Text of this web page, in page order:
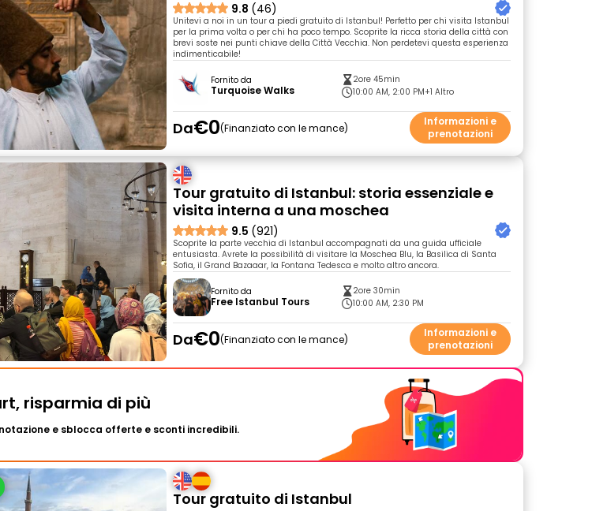
9.8 (46)
Unitevi a noi in un tour a piedi gratuito di Istanbul! Perfetto per chi visita Istanbul
per la prima volta o per chi ha poco tempo. Scoprite la ricca storia della città con
brevi soste nei punti chiave della Città Vecchia. Non perdetevi questa esperienza
indimenticabile!
Fornito da
Turquoise Walks
2ore 45min
10:00 AM, 2:00 PM+1 Altro
Da€0 Finanziato con le mance
Informazioni e
prenotazioni
Tour gratuito di Istanbul: storia essenziale e
visita interna a una moschea
9.5 (921)
Scoprite la parte vecchia di Istanbul accompagnati da una guida ufficiale
entusiasta. Avrete la possibilità di visitare la Moschea Blu, la Basilica di Santa
Sofia, il Grand Bazaaar, la Fontana Tedesca e molto altro ancora.
Fornito da
Free Istanbul Tours
2ore 30min
10:00 AM, 2:30 PM
Da€0 Finanziato con le mance
Informazioni e
prenotazioni
risparmia di più
e sblocca offerte e sconti incredibili.
Tour gratuito di Istanbul